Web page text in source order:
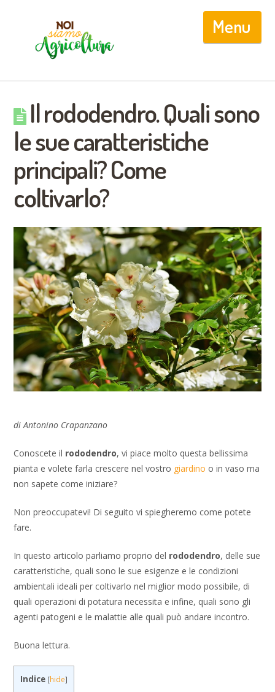
Il rododendro. Quali sono
le sue caratteristiche
principali? Come
coltivarlo?
di Antonino Crapanzano
Conoscete il rododendro, vi piace molto questa bellissima
pianta e volete farla crescere nel vostro giardino o in vaso ma
non sapete come iniziare?
Non preoccupatevi! Di seguito vi spiegheremo come potete
fare.
In questo articolo parliamo proprio del rododendro, delle sue
caratteristiche, quali sono le sue esigenze e le condizioni
ambientali ideali per coltivarlo nel miglior modo possibile, di
quali operazioni di potatura necessita e infine, quali sono gli
agenti patogeni e le malattie alle quali può andare incontro.
Buona lettura.
Indice [hide]